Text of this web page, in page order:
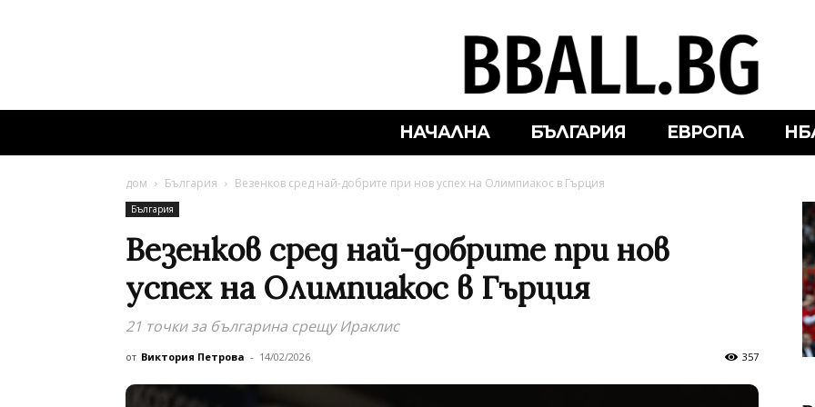
НАЧАЛНА БЪЛГАРИЯ ЕВРОПА
дом България Везенков сред най-добрите при нов успех на Олимпиакос в Гърция
България
Везенков сред най-добрите при нов
успех на Олимпиакос в Гърция
21 точки за българина срещу Ираклис
от Виктория Петрова - 14/02/2026 357